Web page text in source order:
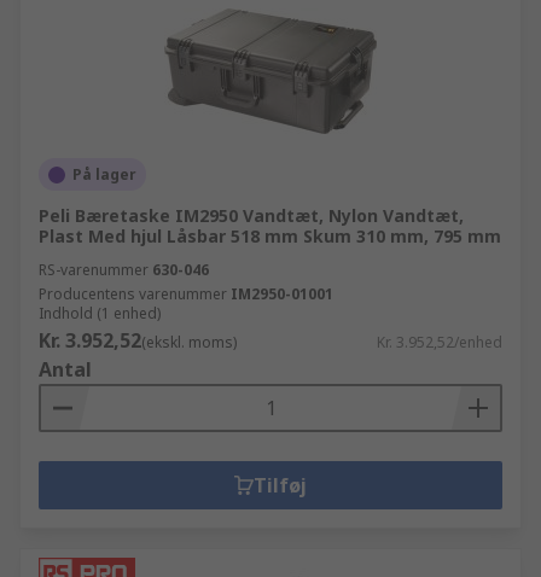
På lager
Peli Bæretaske IM2950 Vandtæt, Nylon Vandtæt,
Plast Med hjul Låsbar 518 mm Skum 310 mm, 795 mm
RS-varenummer 630-046
Producentens varenummer IM2950-01001
Indhold (1 enhed)
Kr. 3.952,52(ekskl. moms) Kr. 3.952,52/enhed
Antal
Tilføj